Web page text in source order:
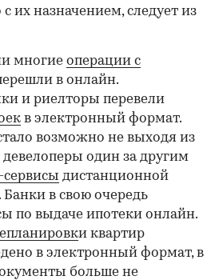
их назначением, следует из
многие операции с
в онлайн.
и риелторы перевели
в электронный формат.
возможно не выходя из
один за другим
дистанционной
в свою очередь
по выдаче ипотеки онлайн.
и квартир
в электронный формат, в
больше не